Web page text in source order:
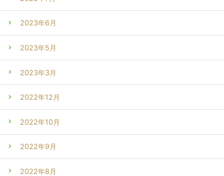
2023年6月
2023年5月
2023年3月
2022年12月
2022年10月
2022年9月
2022年8月